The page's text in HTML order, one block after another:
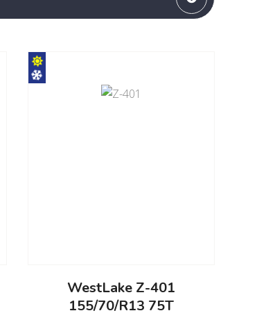
WestLake Z-401
155/70/R13 75T